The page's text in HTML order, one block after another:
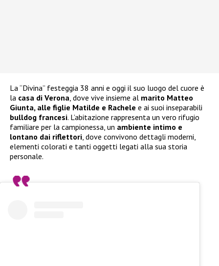
La “Divina” festeggia 38 anni e oggi il suo luogo del cuore è
la casa di Verona , dove vive insieme al marito Matteo
Giunta, alle figlie Matilde e Rachele e ai suoi inseparabili
bulldog francesi. L’abitazione rappresenta un vero rifugio
familiare per la campionessa, un ambiente intimo e
lontano dai riflettori , dove convivono dettagli moderni,
elementi colorati e tanti oggetti legati alla sua storia
personale.